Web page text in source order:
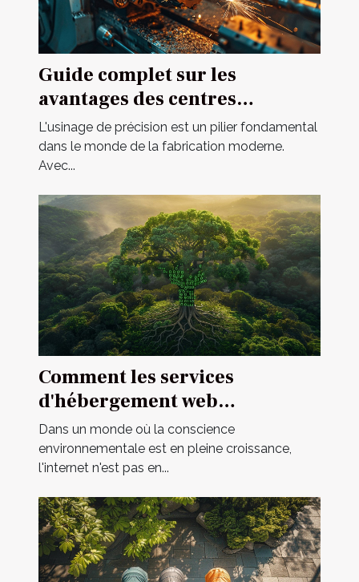
Guide complet sur les
avantages des centres
d'usinage multi-axes
L'usinage de précision est un pilier fondamental
dans le monde de la fabrication moderne.
Avec...
Comment les services
d'hébergement web
écologiques contribuent à un
internet durable
Dans un monde où la conscience
environnementale est en pleine croissance,
l'internet n'est pas en...